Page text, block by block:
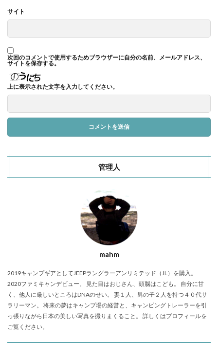
サイト
次回のコメントで使用するためブラウザーに自分の名前、メールアドレス、
サイトを保存する。
上に表示された文字を入力してください。
管理人
mahm
2019キャンプギアとしてJEEPラングラーアンリミテッド（JL）を購入。
2020ファミキャンデビュー。 見た目はおじさん、頭脳はこども。 自分に甘
く、他人に厳しいところはDNAのせい。 妻１人、男の子２人を持つ４０代サ
ラリーマン。 将来の夢はキャンプ場の経営と、キャンピングトレーラーを引
っ張りながら日本の美しい写真を撮りまくること。 詳しくはプロフィールを
ご覧ください。